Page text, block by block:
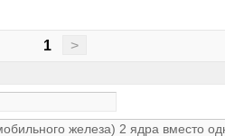
1 >